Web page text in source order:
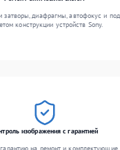
затворы, диафрагмы, автофокус и
конструкции устройств Sony.
изображения с гарантией